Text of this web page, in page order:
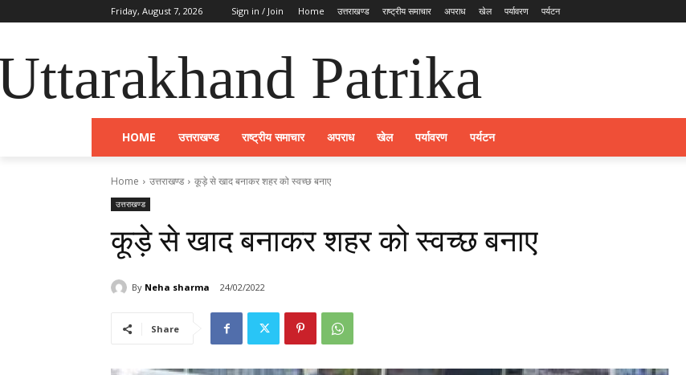
Friday, August 7, 2026 Sign in / Join Home उत्तराखण्ड राष्ट्रीय समाचार अपराध खेल पर्यावरण पर्यटन
Patrika
HOME उत्तराखण्ड राष्ट्रीय समाचार अपराध खेल पर्यावरण पर्यटन
Home उत्तराखण्ड कूड़े से खाद बनाकर शहर को स्वच्छ बनाए
उत्तराखण्ड
कूड़े से खाद बनाकर शहर को स्वच्छ बनाए
By Neha sharma 24/02/2022
Share